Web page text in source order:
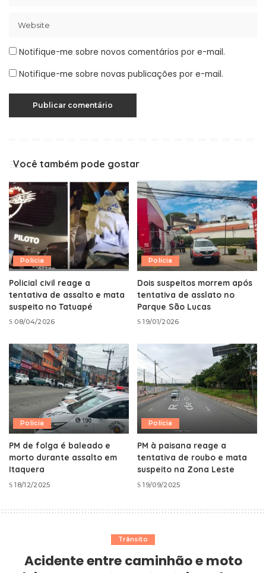
Notifique-me sobre novos comentários por e-mail.
Notifique-me sobre novas publicações por e-mail.
Você também pode gostar
Polícia
Policial civil reage a
tentativa de assalto e mata
suspeito no Tatuapé
08/04/2026
Polícia
Dois suspeitos morrem após
tentativa de asslato no
Parque São Lucas
19/01/2026
Polícia
PM de folga é baleado e
morto durante assalto em
Itaquera
18/12/2025
Polícia
PM à paisana reage a
tentativa de roubo e mata
suspeito na Zona Leste
19/09/2025
Trânsito
Acidente entre caminhão e moto